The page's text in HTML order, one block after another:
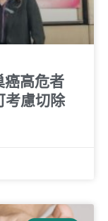
癌高危者
考慮切除